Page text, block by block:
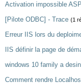
Activation impossible
[Pilote ODBC] - Trace (1
Erreur IIS lors du
IIS définir la page de
windows 10 family a
Comment rendre